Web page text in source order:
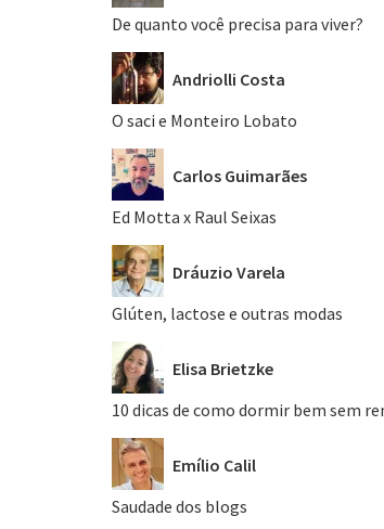
De quanto você precisa para viver?
Andriolli Costa
O saci e Monteiro Lobato
Carlos Guimarães
Ed Motta x Raul Seixas
Dráuzio Varela
Glúten, lactose e outras modas
Elisa Brietzke
10 dicas de como dormir bem sem
Emílio Calil
Saudade dos blogs